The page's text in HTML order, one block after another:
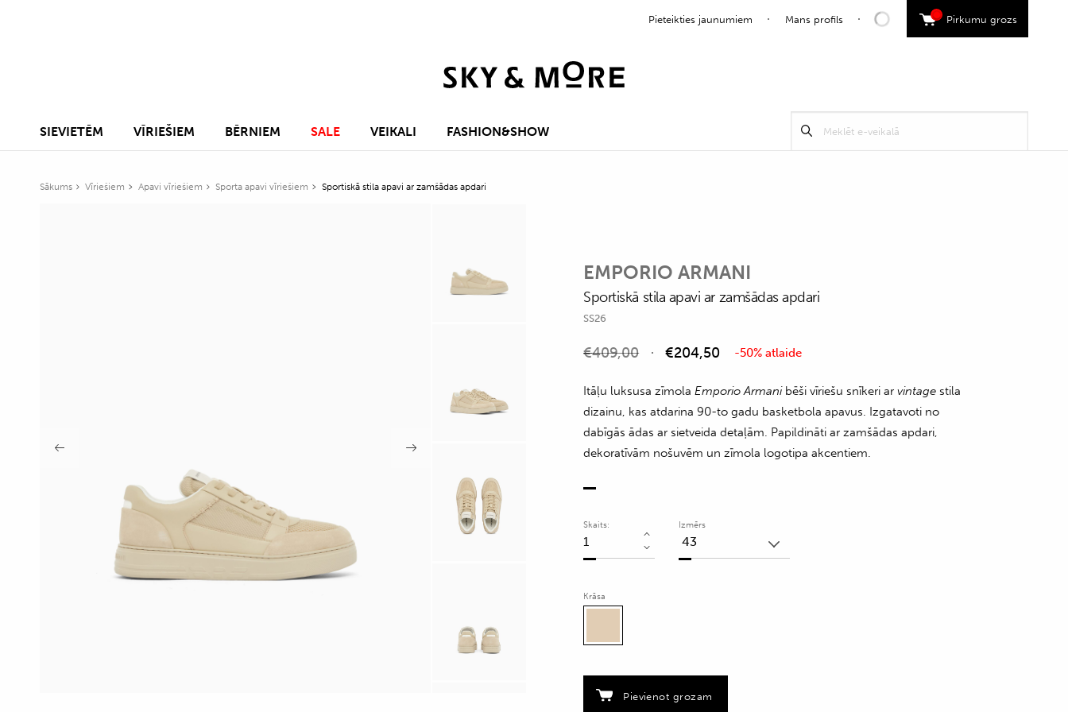
Pieteikties jaunumiem Mans profils Pirkumu grozs
0
SIEVIETĒM VĪRIEŠIEM BĒRNIEM SALE VEIKALI FASHION&SHOW Meklēt
Sākums Vīriešiem Apavi vīriešiem Sporta apavi vīriešiem Sportiskā stila apavi ar zamšādas apdari
EMPORIO ARMANI
Sportiskā stila apavi ar zamšādas apdari
SS26
€409,00 €204,50 -50% atlaide
Itāļu luksusa zīmolaEmporio Armani bēši vīriešu snīkeri arvintage stila
dizainu, kas atdarina 90-to gadu basketbola apavus. Izgatavoti no
dabīgās ādas ar sietveida detaļām. Papildināti ar zamšādas apdari,
dekoratīvām nošuvēm un zīmola logotipa akcentiem.
Skaits:
Sportiskā
stila
ar
Izmērs
Krāsa
Pievienot grozam